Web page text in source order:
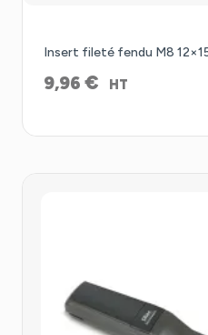
Insert fileté fendu M8
9,96 € HT